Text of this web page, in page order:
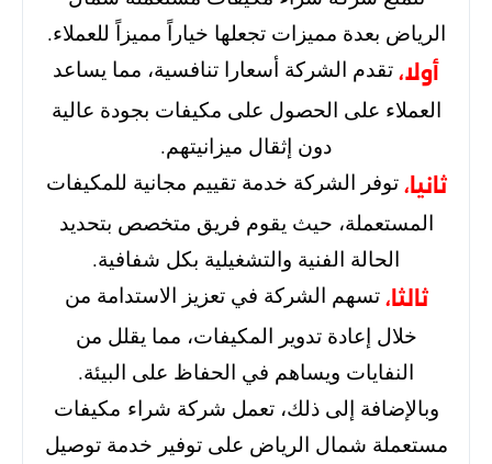
الرياض بعدة مميزات تجعلها خياراً مميزاً للعملاء.
أولا، تقدم الشركة أسعارا تنافسية، مما يساعد
العملاء على الحصول على مكيفات بجودة عالية
دون إثقال ميزانيتهم.
ثانيا، توفر الشركة خدمة تقييم مجانية للمكيفات
المستعملة، حيث يقوم فريق متخصص بتحديد
الحالة الفنية والتشغيلية بكل شفافية.
ثالثا، تسهم الشركة في تعزيز الاستدامة من
خلال إعادة تدوير المكيفات، مما يقلل من
النفايات ويساهم في الحفاظ على البيئة.
وبالإضافة إلى ذلك، تعمل شركة شراء مكيفات
مستعملة شمال الرياض على توفير خدمة توصيل